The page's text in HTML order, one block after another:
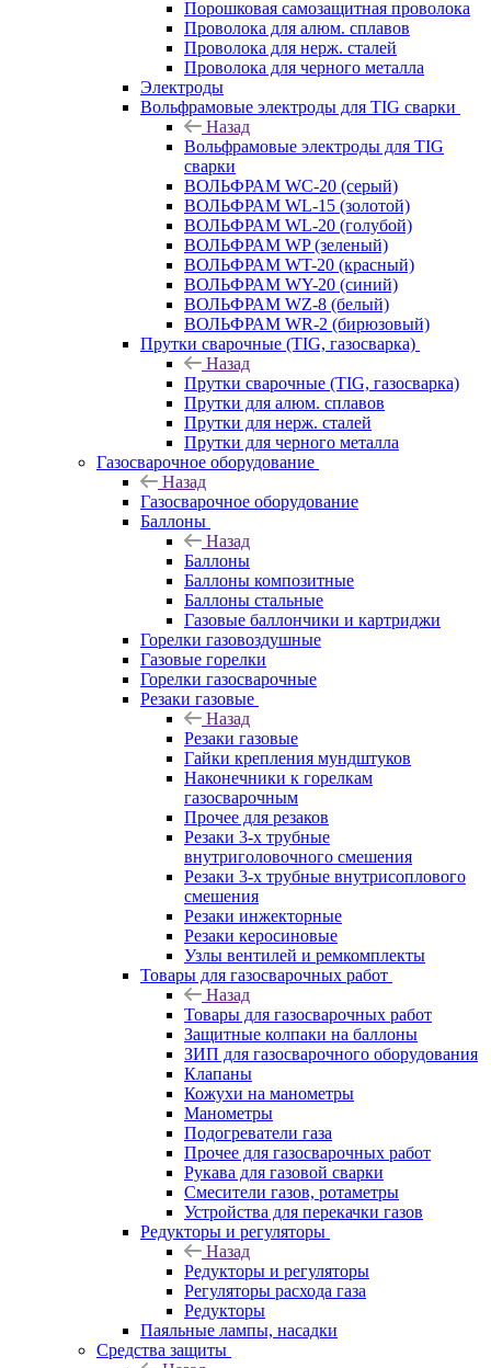
Порошковая самозащитная проволока
Проволока для алюм. сплавов
Проволока для нерж. сталей
Проволока для черного металла
Электроды
Вольфрамовые электроды для TIG сварки
Назад
Вольфрамовые электроды для TIG
сварки
ВОЛЬФРАМ WC-20 (серый)
ВОЛЬФРАМ WL-15 (золотой)
ВОЛЬФРАМ WL-20 (голубой)
ВОЛЬФРАМ WP (зеленый)
ВОЛЬФРАМ WT-20 (красный)
ВОЛЬФРАМ WY-20 (синий)
ВОЛЬФРАМ WZ-8 (белый)
ВОЛЬФРАМ WR-2 (бирюзовый)
Прутки сварочные (TIG, газосварка)
Назад
Прутки сварочные (TIG, газосварка)
Прутки для алюм. сплавов
Прутки для нерж. сталей
Прутки для черного металла
Газосварочное оборудование
Назад
Газосварочное оборудование
Баллоны
Назад
Баллоны
Баллоны композитные
Баллоны стальные
Газовые баллончики и картриджи
Горелки газовоздушные
Газовые горелки
Горелки газосварочные
Резаки газовые
Назад
Резаки газовые
Гайки крепления мундштуков
Наконечники к горелкам
газосварочным
Прочее для резаков
Резаки 3-х трубные
внутриголовочного смешения
Резаки 3-х трубные внутрисоплового
смешения
Резаки инжекторные
Резаки керосиновые
Узлы вентилей и ремкомплекты
Товары для газосварочных работ
Назад
Товары для газосварочных работ
Защитные колпаки на баллоны
ЗИП для газосварочного оборудования
Клапаны
Кожухи на манометры
Манометры
Подогреватели газа
Прочее для газосварочных работ
Рукава для газовой сварки
Смесители газов, ротаметры
Устройства для перекачки газов
Редукторы и регуляторы
Назад
Редукторы и регуляторы
Регуляторы расхода газа
Редукторы
Паяльные лампы, насадки
Средства защиты